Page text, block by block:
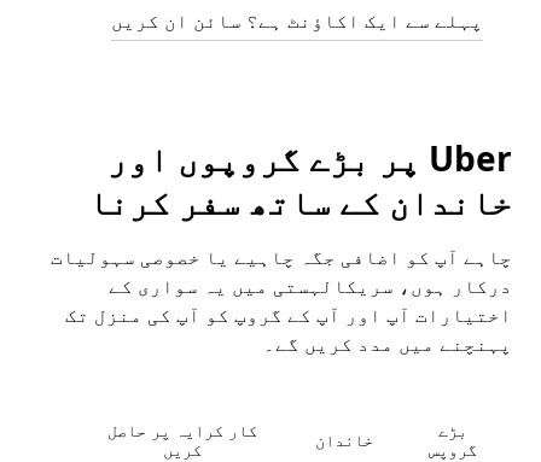
پہلے سے ایک اکاؤنٹ ہے؟ سائن ان کریں
Uber پر بڑے گروپوں اور
خاندان کے ساتھ سفر کرنا
چاہے آپ کو اضافی جگہ چاہیے یا خصوصی سہولیات
درکار ہوں، سریکالہستی میں یہ سواری کے
اختیارات آپ اور آپ کے گروپ کو آپ کی منزل تک
پہنچنے میں مدد کریں گے۔
بڑے
گروپس
خاندان
کار کرایہ پر حاصل
کریں